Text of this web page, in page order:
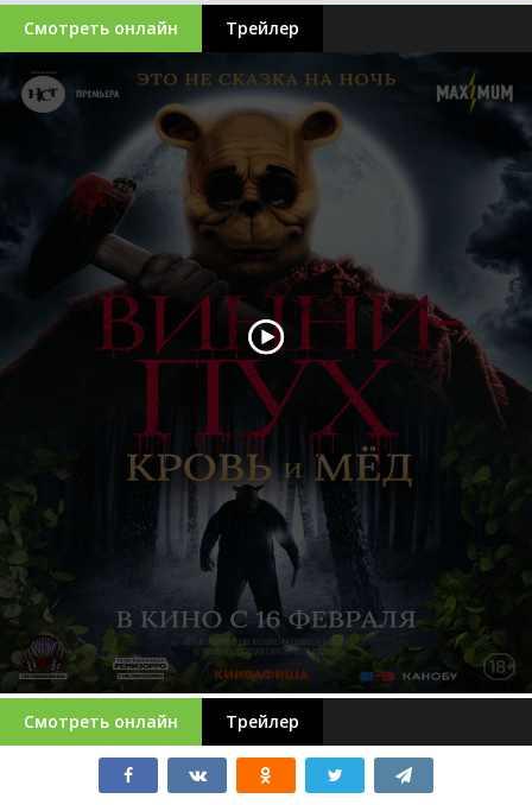
Смотреть онлайн Трейлер
Смотреть онлайн Трейлер